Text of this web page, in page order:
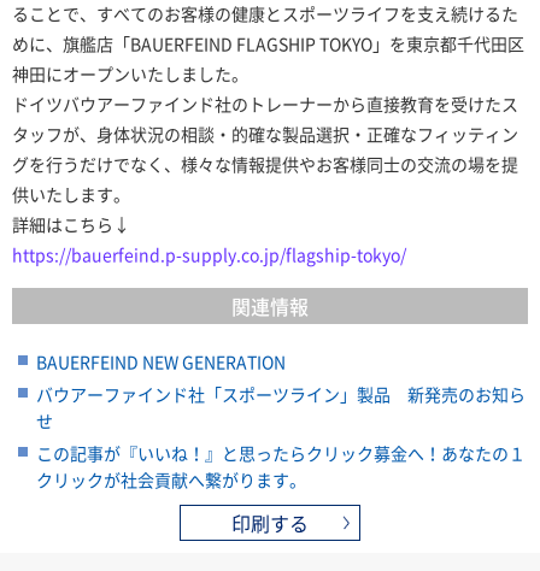
ることで、すべてのお客様の健康とスポーツライフを支え続けるた
めに、旗艦店「BAUERFEIND FLAGSHIP TOKYO」を東京都千代田区
神田にオープンいたしました。
ドイツバウアーファインド社のトレーナーから直接教育を受けたス
タッフが、身体状況の相談・的確な製品選択・正確なフィッティン
グを行うだけでなく、様々な情報提供やお客様同士の交流の場を提
供いたします。
詳細はこちら↓
https://bauerfeind.p-supply.co.jp/flagship-tokyo/
関連情報
BAUERFEIND NEW GENERATION
バウアーファインド社「スポーツライン」製品 新発売のお知ら
せ
この記事が『いいね！』と思ったらクリック募金へ！あなたの１
クリックが社会貢献へ繋がります。
印刷する